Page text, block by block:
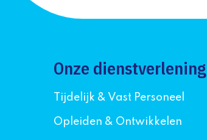
Onze dienstverlening
Tijdelijk & Vast Personeel
Opleiden & Ontwikkelen